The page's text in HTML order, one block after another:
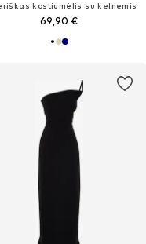
kostiumėlis su kelnėmis
69,90 €